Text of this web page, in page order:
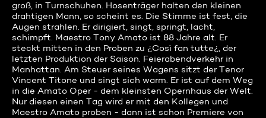
groß, in Turnschuhen. Hosenträger halten den kleinen
drahtigen Mann, so scheint es. Die Stimme ist fest, die
Augen strahlen. Er dirigiert, singt, springt, lacht,
schimpft. Maestro Tony Amato ist 88 Jahre alt. Er
steckt mitten in den Proben zu ¿Così fan tutte¿, der
letzten Produktion der Saison. Feierabendverkehr in
Manhattan. Am Steuer seines Wagens sitzt der Tenor
Vincent Titone und singt sich warm. Er ist auf dem Weg
in die Amato Oper - dem kleinsten Opernhaus der Welt.
Nur diesen einen Tag wird er mit den Kollegen und
Maestro Amato proben - dann ist schon Premiere von